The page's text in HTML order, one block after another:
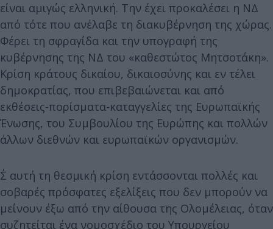
είναι αμιγώς ελληνική. Την έχει προκαλέσει η ΝΔ
από τότε που ανέλαβε τη διακυβέρνηση της χώρας.
Φέρει τη σφραγίδα και την υπογραφή της
κυβέρνησης της ΝΔ του «καθεστώτος Μητσοτάκη».
Κρίση κράτους δικαίου, δικαιοσύνης και εν τέλει
δημοκρατίας, που επιβεβαιώνεται και από
εκθέσεις-πορίσματα-καταγγελίες της Ευρωπαϊκής
Ένωσης, του Συμβουλίου της Ευρώπης και πολλών
άλλων διεθνών και ευρωπαϊκών οργανισμών.
Σ΄ αυτή τη θεσμική κρίση εντάσσονται πολλές και
σοβαρές πρόσφατες εξελίξεις που δεν μπορούν να
μείνουν έξω από την αίθουσα της Ολομέλειας, όταν
συζητείται ένα νομοσχέδιο του Υπουργείου